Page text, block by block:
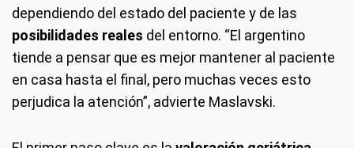
dependiendo del estado del paciente y de las
posibilidades reales del entorno. “El argentino
tiende a pensar que es mejor mantener al paciente
en casa hasta el final, pero muchas veces esto
perjudica la atención”, advierte Maslavski.